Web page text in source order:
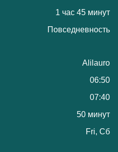
1 час 45 минут
Повседневность
Alilauro
06:50
07:40
50 минут
Fri, Сб